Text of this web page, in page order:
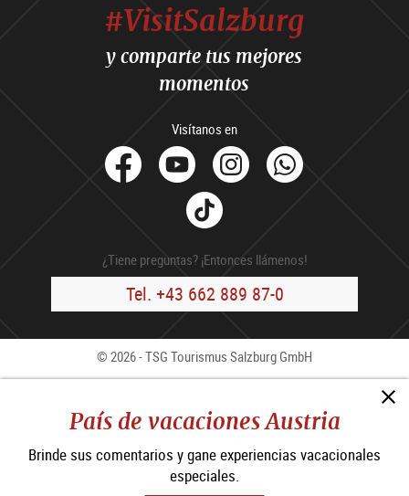
País de vacaciones Austria
Brinde sus comentarios y gane experiencias vacacionales
especiales.
#VisitSalzburg
y comparte tus mejores
momentos
Visítanos en
facebook
YoutubeInstagram
Tik
Tok
¿Tiene preguntas? ¡Entonces llámenos!
Tel. +43 662 889 87-0
© 2026 - TSG Tourismus Salzburg GmbH
Aviso Legal
CCG
Declaración de accesibilidad